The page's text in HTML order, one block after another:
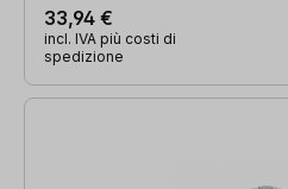
33,94 €
incl. IVA più costi di
spedizione